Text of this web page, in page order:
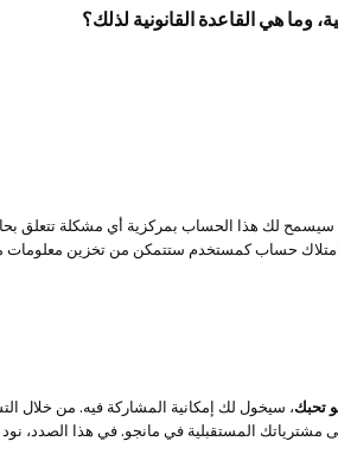
وما هي القاعدة القانونية لذلك؟
سيسمح لك هذا الحساب بمركزية أي مشكلة تتعلق
حساب كمستخدم ستتمكن من تخزين معلومات
تحبك، سيخول لك إمكانية المشاركة فيه. من خلال
المستقبلية في مانجو. في هذا الصدد، نود